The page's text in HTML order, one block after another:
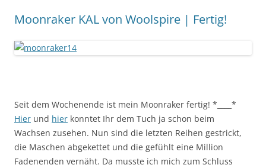
Moonraker KAL von Woolspire | Fertig!
Seit dem Wochenende ist mein Moonraker fertig! *____*
Hier und hier konntet Ihr dem Tuch ja schon beim
Wachsen zusehen. Nun sind die letzten Reihen gestrickt,
die Maschen abgekettet und die gefühlt eine Million
Fadenenden vernäht. Da musste ich mich zum Schluss